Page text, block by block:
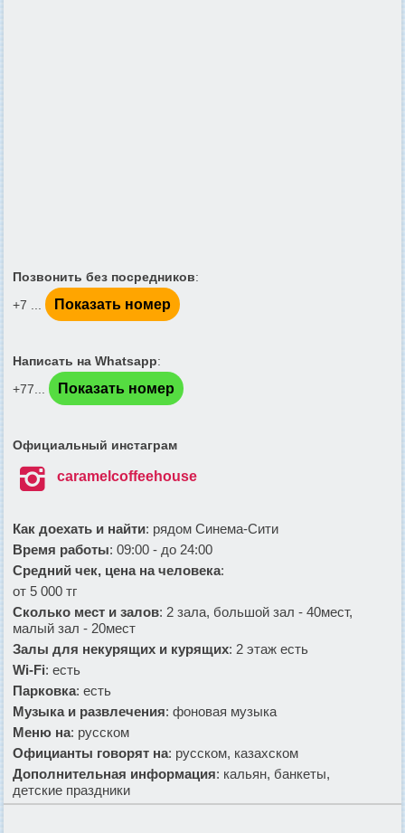
Позвонить без посредников:
+7 ...
Показать номер
Написать на Whatsapp:
+77...
Показать номер
Официальный инстаграм
 caramelcoffeehouse
Как доехать и найти: рядом Синема-Сити
Время работы: 09:00 - до 24:00
Средний чек, цена на человека:
от 5 000 тг
Сколько мест и залов: 2 зала, большой зал - 40мест,
малый зал - 20мест
Залы для некурящих и курящих: 2 этаж есть
Wi-Fi: есть
Парковка: есть
Музыка и развлечения: фоновая музыка
Меню на: русском
Официанты говорят на: русском, казахском
Дополнительная информация: кальян, банкеты,
детские праздники